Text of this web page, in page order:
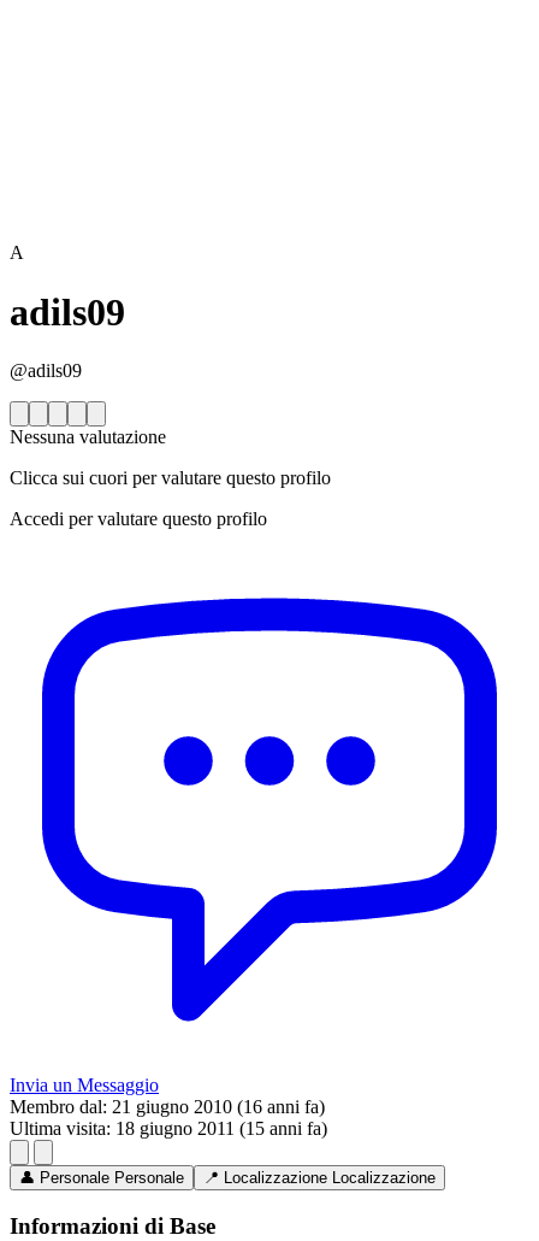
A
adils09
@adils09
Nessuna valutazione
Clicca sui cuori per valutare questo profilo
Accedi per valutare questo profilo
Invia un Messaggio
Membro dal: 21 giugno 2010 (16 anni fa)
Ultima visita: 18 giugno 2011 (15 anni fa)
👤 Personale Personale 📍 Localizzazione Localizzazione
Informazioni di Base